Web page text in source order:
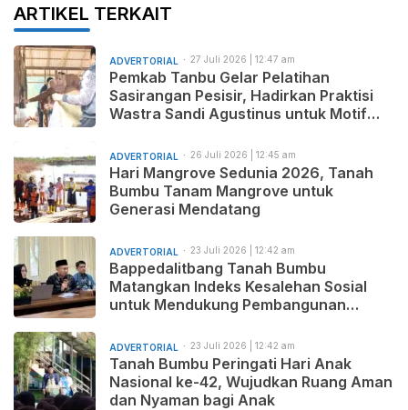
ARTIKEL TERKAIT
ADVERTORIAL 27 Juli 2026 | 12:47 am
Pemkab Tanbu Gelar Pelatihan
Sasirangan Pesisir, Hadirkan Praktisi
Wastra Sandi Agustinus untuk Motif
ADVERTORIAL 26 Juli 2026 | 12:45 am
Hari Mangrove Sedunia 2026, Tanah
Bumbu Tanam Mangrove untuk
Generasi Mendatang
ADVERTORIAL 23 Juli 2026 | 12:42 am
Bappedalitbang Tanah Bumbu
Matangkan Indeks Kesalehan Sosial
untuk Mendukung Pembangunan
Beradab
ADVERTORIAL 23 Juli 2026 | 12:42 am
Tanah Bumbu Peringati Hari Anak
Nasional ke-42, Wujudkan Ruang Aman
dan Nyaman bagi Anak